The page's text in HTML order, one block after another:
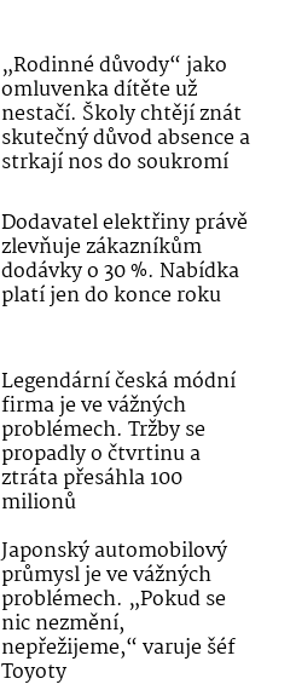
„Rodinné důvody“ jako
omluvenka dítěte už
nestačí. Školy chtějí znát
skutečný důvod absence a
strkají nos do soukromí
Dodavatel elektřiny právě
zlevňuje zákazníkům
dodávky o 30 %. Nabídka
platí jen do konce roku
Legendární česká módní
firma je ve vážných
problémech. Tržby se
propadly o čtvrtinu a
ztráta přesáhla 100
milionů
Japonský automobilový
průmysl je ve vážných
problémech. „Pokud se
nic nezmění,
nepřežijeme,“ varuje šéf
Toyoty